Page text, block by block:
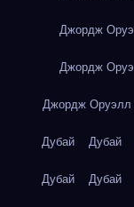
Джордж
Джордж
Джордж
Дубай Дубай
Дубай Дубай